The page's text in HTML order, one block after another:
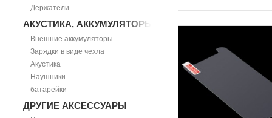
Держатели
АКУСТИКА, АККУМУЛЯТОРЫ
Внешние аккумуляторы
Зарядки в виде чехла
Акустика
Наушники
батарейки
ДРУГИЕ АКСЕССУАРЫ